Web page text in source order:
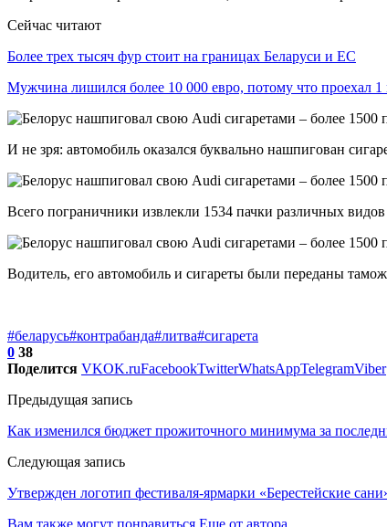
Сейчас читают
Более трех тысяч фур стоит на границах Беларуси и ЕС
Мужчина лишился более 10 000 евро, потому что проехал
И не зря: автомобиль оказался буквально нашпигован
Всего пограничники извлекли 1534 пачки различных
Водитель, его автомобиль и сигареты были переданы
#беларусь#контрабанда#литва#сигарета
0 38
Поделится VKOK.ruFacebookTwitterWhatsAppTelegramViber
Предыдущая запись
Как изменился бюджет прожиточного минимума за
Следующая запись
Утвержден логотип фестиваля-ярмарки «Берестейские
Вам также могут понравиться Еще от автора